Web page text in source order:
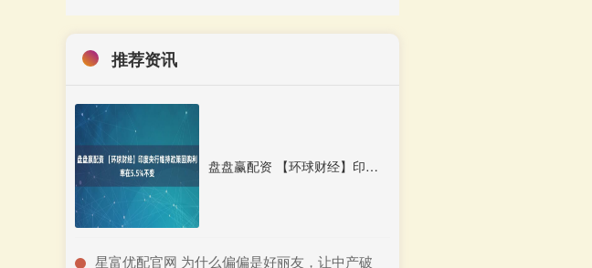
推荐资讯
盘盘赢配资 【环球财经】印度央行维持政策回购利率在5.5%不变
​星富优配官网 为什么偏偏是好丽友，让中产破